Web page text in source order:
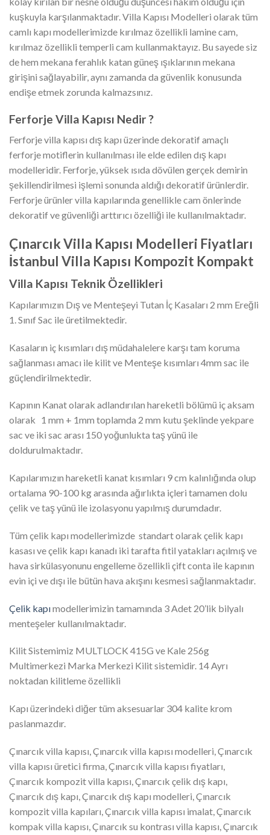
kuşkuyla karşılanmaktadır. Villa Kapısı Modelleri olarak tüm
camlı kapı modellerimizde kırılmaz özellikli lamine cam,
kırılmaz özellikli temperli cam kullanmaktayız. Bu sayede siz
de hem mekana ferahlık katan güneş ışıklarının mekana
girişini sağlayabilir, aynı zamanda da güvenlik konusunda
endişe etmek zorunda kalmazsınız.
Ferforje Villa Kapısı Nedir ?
Ferforje villa kapısı dış kapı üzerinde dekoratif amaçlı
ferforje motiflerin kullanılması ile elde edilen dış kapı
modelleridir. Ferforje, yüksek ısıda dövülen gerçek demirin
şekillendirilmesi işlemi sonunda aldığı dekoratif ürünlerdir.
Ferforje ürünler villa kapılarında genellikle cam önlerinde
dekoratif ve güvenliği arttırıcı özelliği ile kullanılmaktadır.
Çınarcık Villa Kapısı Modelleri Fiyatları
İstanbul Villa Kapısı Kompozit Kompakt
Villa Kapısı Teknik Özellikleri
Kapılarımızın Dış ve Menteşeyi Tutan İç Kasaları 2 mm Ereğli
1. Sınıf Sac ile üretilmektedir.
Kasaların iç kısımları dış müdahalelere karşı tam koruma
sağlanması amacı ile kilit ve Menteşe kısımları 4mm sac ile
güçlendirilmektedir.
Kapının Kanat olarak adlandırılan hareketli bölümü iç aksam
olarak 1 mm + 1mm toplamda 2 mm kutu şeklinde yekpare
sac ve iki sac arası 150 yoğunlukta taş yünü ile
doldurulmaktadır.
Kapılarımızın hareketli kanat kısımları 9 cm kalınlığında olup
ortalama 90-100 kg arasında ağırlıkta içleri tamamen dolu
çelik ve taş yünü ile izolasyonu yapılmış durumdadır.
Tüm çelik kapı modellerimizde standart olarak çelik kapı
kasası ve çelik kapı kanadı iki tarafta fitil yatakları açılmış ve
hava sirkülasyonunu engelleme özellikli çift conta ile kapının
evin içi ve dışı ile bütün hava akışını kesmesi sağlanmaktadır.
Çelik kapımodellerimizin tamamında 3 Adet 20’lik bilyalı
menteşeler kullanılmaktadır.
Kilit Sistemimiz MULTLOCK 415G ve Kale 256g
Multimerkezi Marka Merkezi Kilit sistemidir. 14 Ayrı
noktadan kilitleme özellikli
Kapı üzerindeki diğer tüm aksesuarlar 304 kalite krom
paslanmazdır.
Çınarcık villa kapısı, Çınarcık villa kapısı modelleri, Çınarcık
villa kapısı üretici firma, Çınarcık villa kapısı fiyatları,
Çınarcık kompozit villa kapısı, Çınarcık çelik dış kapı,
Çınarcık dış kapı, Çınarcık dış kapı modelleri, Çınarcık
kompozit villa kapıları, Çınarcık villa kapısı imalat, Çınarcık
kompak villa kapısı, Çınarcık su kontrası villa kapısı, Çınarcık